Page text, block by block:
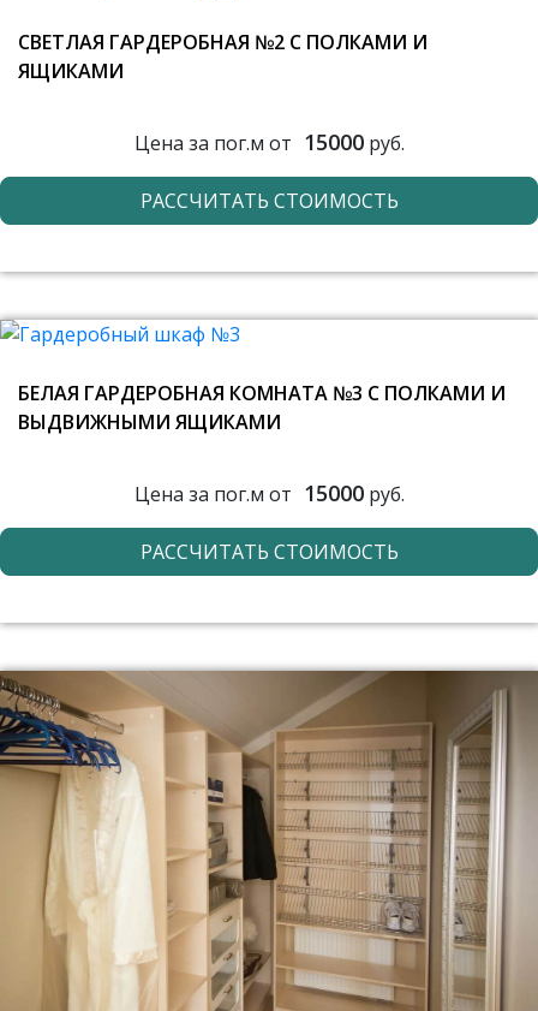
СВЕТЛАЯ ГАРДЕРОБНАЯ №2 С ПОЛКАМИ И
ЯЩИКАМИ
Цена за пог.м от 15000руб.
РАССЧИТАТЬ СТОИМОСТЬ
БЕЛАЯ ГАРДЕРОБНАЯ КОМНАТА №3 С ПОЛКАМИ И
ВЫДВИЖНЫМИ ЯЩИКАМИ
Цена за пог.м от 15000руб.
РАССЧИТАТЬ СТОИМОСТЬ